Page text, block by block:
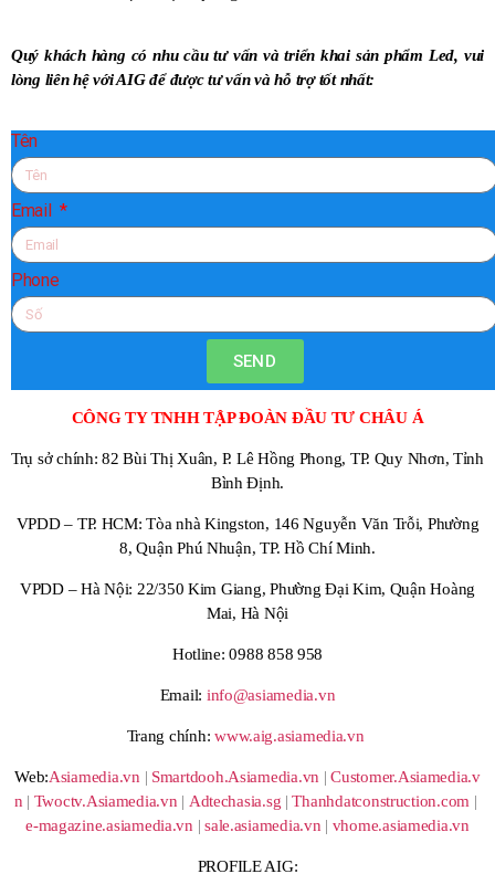
Quý khách hàng có nhu cầu tư vấn và triển khai sản phẩm Led, vui
lòng liên hệ với AIG để được tư vấn và hỗ trợ tốt nhất:
Tên
Email
Phone
SEND
CÔNG TY TNHH TẬP ĐOÀN ĐẦU TƯ CHÂU Á
Trụ sở chính: 82 Bùi Thị Xuân, P. Lê Hồng Phong, TP. Quy Nhơn, Tỉnh
Bình Định.
VPDD – TP. HCM: Tòa nhà Kingston, 146 Nguyễn Văn Trỗi, Phường
8, Quận Phú Nhuận, TP. Hồ Chí Minh.
VPDD – Hà Nội: 22/350 Kim Giang, Phường Đại Kim, Quận Hoàng
Mai, Hà Nội
Hotline: 0988 858 958
Email: info@asiamedia.vn
Trang chính: www.aig.asiamedia.vn
Web:Asiamedia.vn | Smartdooh.Asiamedia.vn |Customer.Asiamedia.v
n | Twoctv.Asiamedia.vn | Adtechasia.sg |Thanhdatconstruction.com |
e-magazine.asiamedia.vn |sale.asiamedia.vn | vhome.asiamedia.vn
PROFILE AIG: